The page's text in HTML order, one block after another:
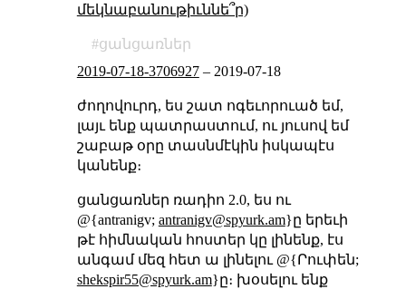
մեկնաբանութիւննե՞ր)
ցանցառներ
2019-07-18-3706927– 2019-07-18
ժողովուրդ, ես շատ ոգեւորուած եմ,
լայւ ենք պատրաստում, ու յուսով եմ
շաբաթ օրը տասնմէկին իսկապէս
կանենք։
ցանցառներ ռադիո 2.0, ես ու
@{antranigv; antranigv@spyurk.am}ը երեւի
թէ հիմնական հոստեր կը լինենք, էս
անգամ մեզ հետ ա լինելու @{Րուփեն;
shekspir55@spyurk.am}ը։ խօսելու ենք